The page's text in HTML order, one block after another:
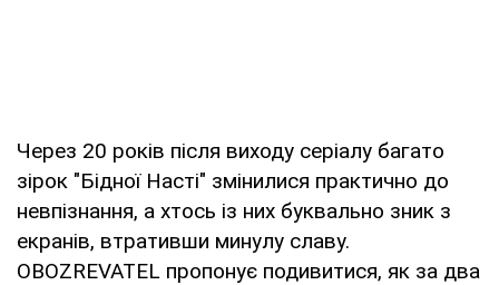
Через 20 років після виходу серіалу багато
зірок "Бідної Насті" змінилися практично до
невпізнання, а хтось із них буквально зник з
екранів, втративши минулу славу.
OBOZREVATEL пропонує подивитися, як за два